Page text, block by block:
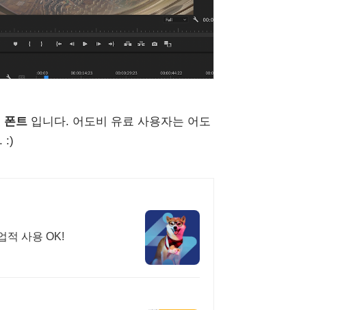
폰트 입니다. 어도비 유료 사용자는 어도
:)
적 사용 OK!